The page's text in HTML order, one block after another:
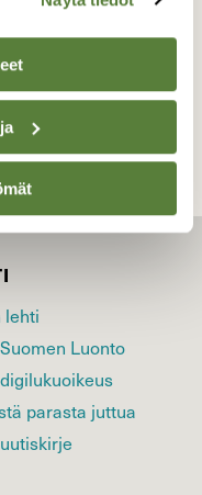
lehti
Luonto
parasta juttua